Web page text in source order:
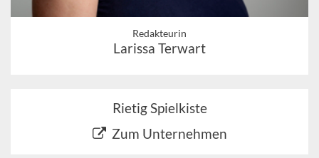
Redakteurin
Larissa Terwart
Rietig Spielkiste
Zum Unternehmen